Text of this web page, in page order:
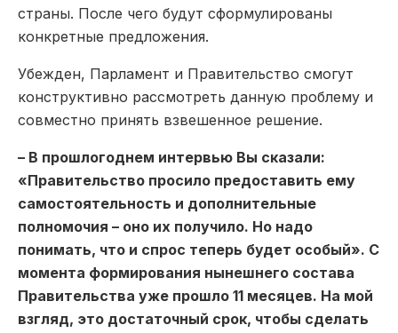
страны. После чего будут сформулированы
конкретные предложения.
Убежден, Парламент и Правительство смогут
конструктивно рассмотреть данную проблему и
совместно принять взвешенное решение.
– В прошлогоднем интервью Вы сказали:
«Правительство просило предоставить ему
самостоятельность и дополнительные
полномочия – оно их получило. Но надо
понимать, что и спрос теперь будет особый». С
момента формирования нынешнего состава
Правительства уже прошло 11 месяцев. На мой
взгляд, это достаточный срок, чтобы сделать